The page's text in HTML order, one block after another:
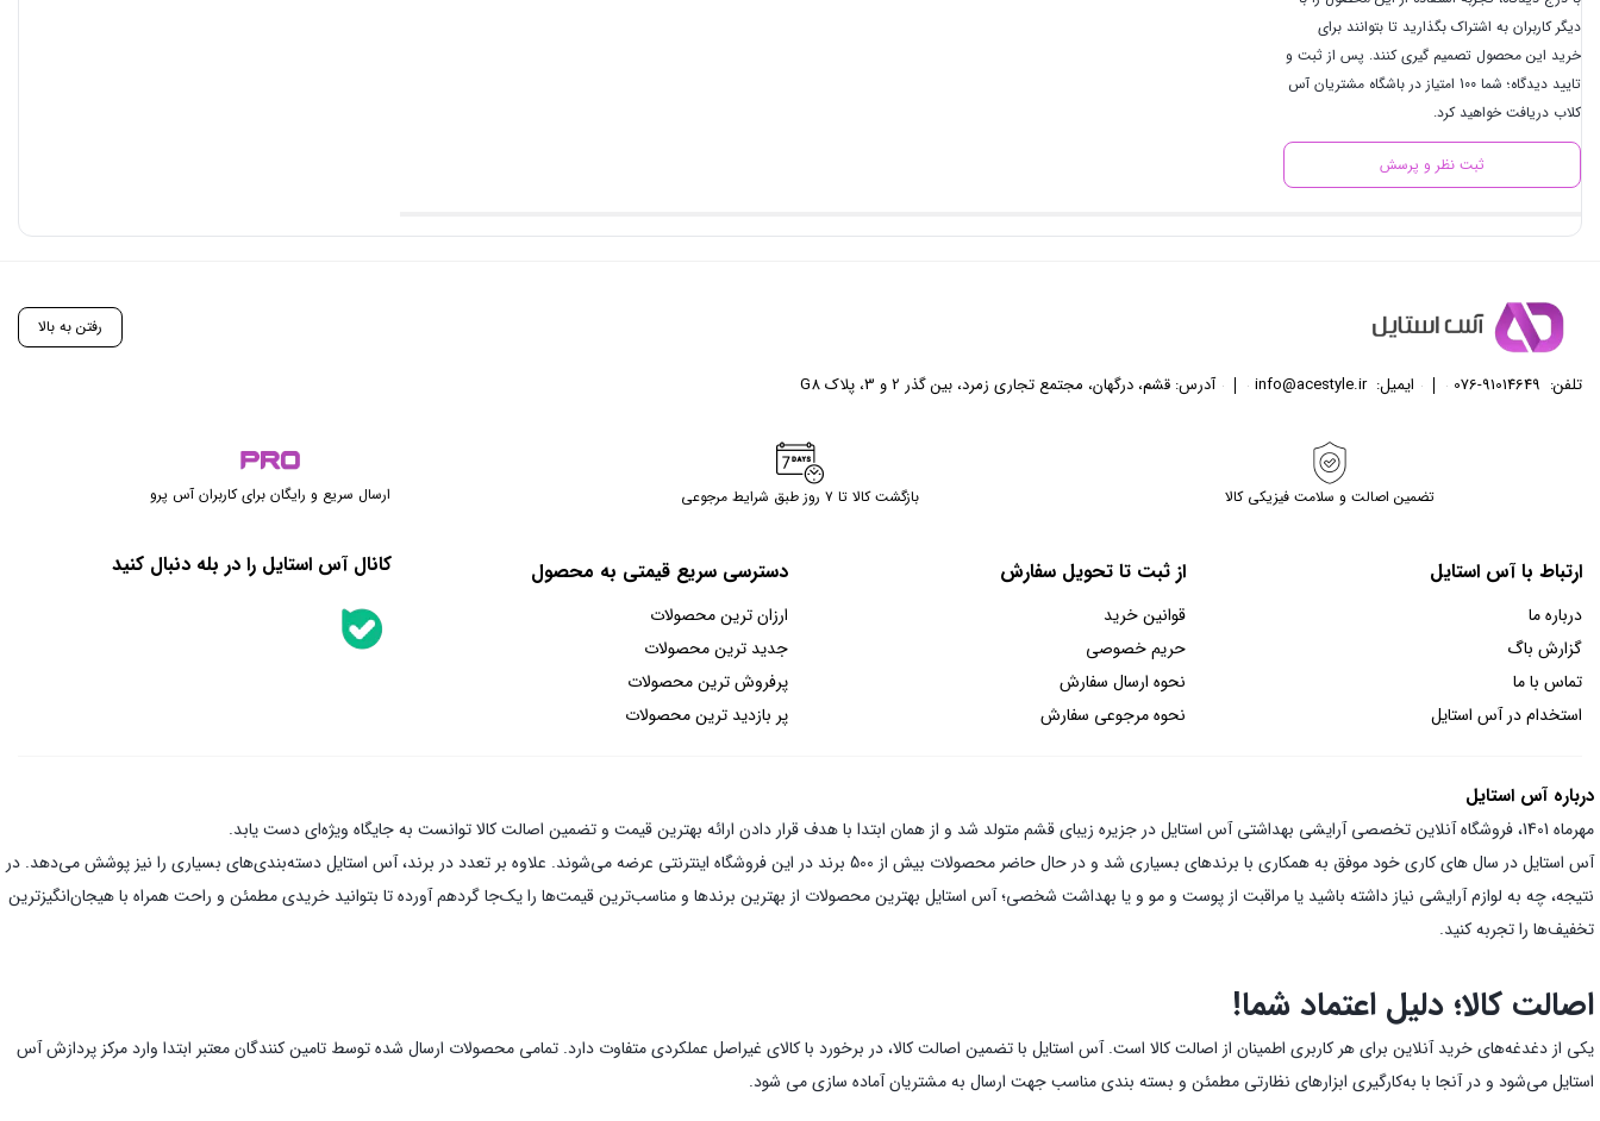
دیگر کاربران به اشتراک بگذارید تا بتوانند برای
خرید این محصول تصمیم گیری کنند. پس از ثبت و
تایید دیدگاه؛ شما 100 امتیاز در باشگاه مشتریان آس
کلاب دریافت خواهید کرد.
ثبت نظر و پرسش
رفتن به بالا
تلفن: 076-91014649 ایمیل:info@acestyle.ir آدرس: قشم، درگهان، مجتمع تجاری زمرد، بین گذر 2 و 3، پلاک G8
تضمین اصالت و سلامت فیزیکی کالا بازگشت کالا تا ۷ روز طبق شرایط مرجوعی ارسال سریع و رایگان برای کاربران آس پرو
ارتباط با آس استایل
درباره ما
گزارش باگ
تماس با ما
استخدام در آس استایل
از ثبت تا تحویل سفارش
قوانین خرید
حریم خصوصی
نحوه ارسال سفارش
نحوه مرجوعی سفارش
دسترسی سریع قیمتی به محصول
ارزان ترین محصولات
جدید ترین محصولات
پرفروش ترین محصولات
پر بازدید ترین محصولات
کانال آس استایل را در بله دنبال کنید
درباره آس استایل
مهرماه 1401، فروشگاه آنلاین تخصصی آرایشی بهداشتی آس استایل در جزیره زیبای قشم متولد شد و از همان ابتدا با هدف قرار دادن ارائه بهترین قیمت و تضمین اصالت کالا توانست به جایگاه ویژه‌ای دست یابد.
آس استایل در سال های کاری خود موفق به همکاری با برندهای بسیاری شد و در حال حاضر محصولات بیش از 500 برند در این فروشگاه اینترنتی عرضه می‌شوند. علاوه بر تعدد در برند، آس استایل دسته‌بندی‌های بسیاری را نیز پوشش می‌دهد. در
نتیجه، چه به لوازم آرایشی نیاز داشته باشید یا مراقبت از پوست و مو و یا بهداشت شخصی؛ آس استایل بهترین محصولات از بهترین برندها و مناسب‌ترین قیمت‌ها را یک‌جا گردهم آورده تا بتوانید خریدی مطمئن و راحت همراه با هیجان‌انگیز‌ترین
تخفیف‌ها را تجربه کنید.
اصالت کالا؛ دلیل اعتماد شما!
یکی از دغدغه‌های خرید آنلاین برای هر کاربری اطمینان از اصالت کالا است. آس استایل با تضمین اصالت کالا، در برخورد با کالای غیراصل عملکردی متفاوت دارد. تمامی محصولات ارسال شده توسط تامین کنندگان معتبر ابتدا وارد مرکز پردازش آس
استایل می‌شود و در آنجا با به‌کارگیری ابزارهای نظارتی مطمئن و بسته بندی مناسب جهت ارسال به مشتریان آماده سازی می شود.